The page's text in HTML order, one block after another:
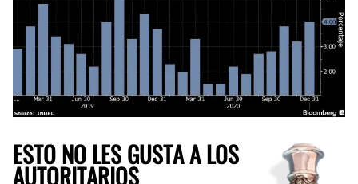
ESTO NO LES GUSTA A LOS
AUTORITARIOS